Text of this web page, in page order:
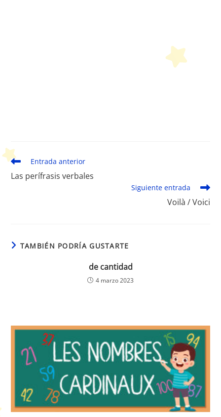
Leer
artículos
Entrada anterior
Las perífrasis verbales
Siguiente entrada
Voilà / Voici
TAMBIÉN PODRÍA GUSTARTE
de cantidad
4 marzo 2023